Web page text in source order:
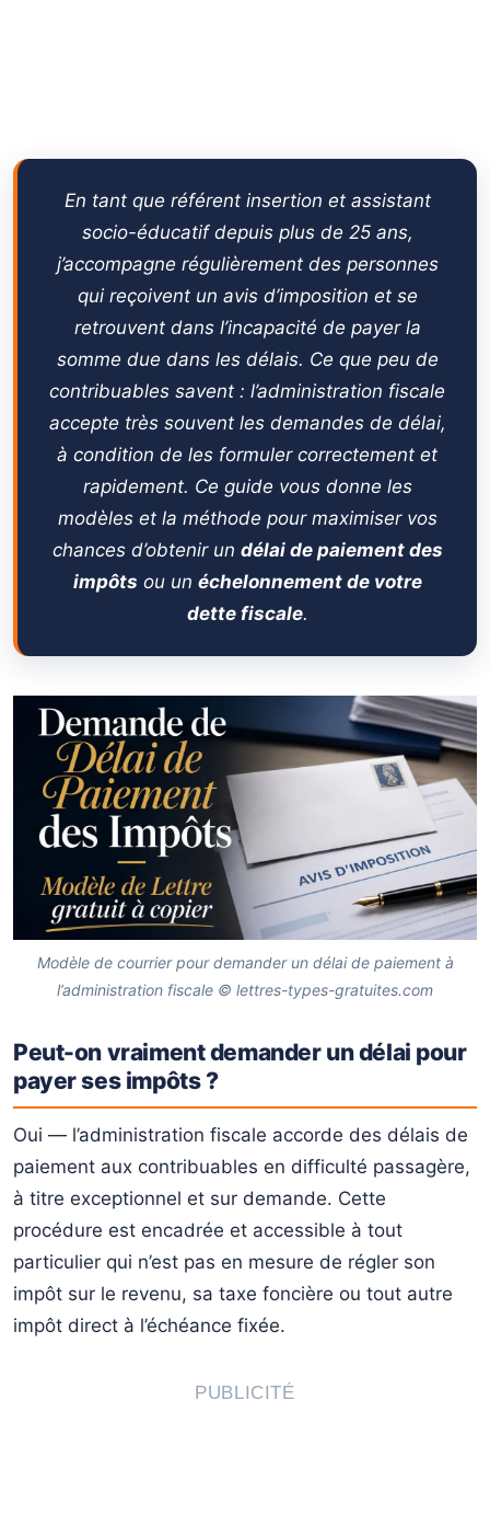
Pendant la période de délai
↳ Si le délai est refusé
Délai de paiement vs remise gracieuse : quelle différence
↳
📋 Note de l’expert — Hamoudi Aïfa, assistant socio-
éducatif et référent insertion
FAQ — Délai de paiement des impôts
En tant que référent insertion et assistant
socio-éducatif depuis plus de 25 ans,
j’accompagne régulièrement des personnes
qui reçoivent un avis d’imposition et se
retrouvent dans l’incapacité de payer la
somme due dans les délais. Ce que peu de
contribuables savent : l’administration fiscale
accepte très souvent les demandes de délai,
à condition de les formuler correctement et
rapidement. Ce guide vous donne les
modèles et la méthode pour maximiser vos
chances d’obtenir un délai de paiement des
impôts ou un échelonnement de votre
dette fiscale.
Modèle de courrier pour demander un délai de paiement à
l’administration fiscale © lettres-types-gratuites.com
Peut-on vraiment demander un délai pour
payer ses impôts ?
Oui — l’administration fiscale accorde des délais de
paiement aux contribuables en difficulté passagère,
à titre exceptionnel et sur demande. Cette
procédure est encadrée et accessible à tout
particulier qui n’est pas en mesure de régler son
impôt sur le revenu, sa taxe foncière ou tout autre
impôt direct à l’échéance fixée.
PUBLICITÉ